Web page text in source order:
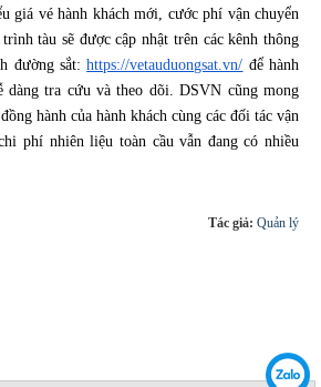
giá vé hành khách mới, cước phí vận chuyển
tàu sẽ được cập nhật trên các kênh thông
đường sắt:https://vetauduongsat.vn/ để hành
dàng tra cứu và theo dõi. DSVN cũng mong
hành của hành khách cùng các đối tác vận
phí nhiên liệu toàn cầu vẫn đang có nhiều
Tác giả: Quản lý